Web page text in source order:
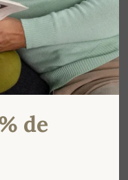
Hecho a mano en Nepal
de